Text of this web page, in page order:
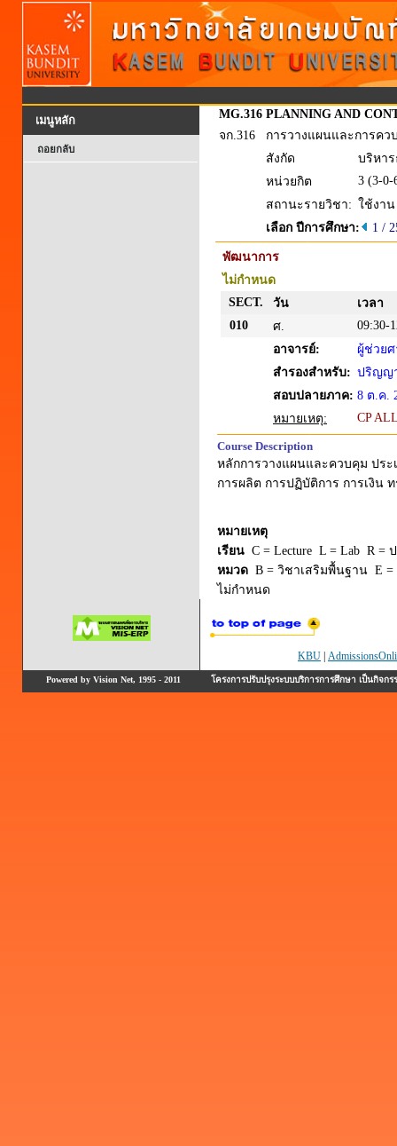
เมนูหลัก
ถอยกลับ
MG.316 PLANNING AND
จก.316
การวางแผนและการคว
สังกัด
บริหา
หน่วยกิต
3 (3-0-
สถานะรายวิชา: ใช้งาน
เลือก ปีการศึกษา:
1 /
พัฒนาการ
ไม่กำหนด
SECT.
วัน
เวลา
010
ศ.
09:30-
อาจารย์:
ผู้ช่วย
สำรองสำหรับ: ปริญญ
สอบปลายภาค: 8 ต.ค.
หมายเหตุ:
CP
Course Description
หลักการวางแผนและควบคุม ปร
การผลิต การปฏิบัติการ การเงิน
หมายเหตุ
เรียน C = Lecture L = Lab R =
หมวด B = วิชาเสริมพื้นฐาน E
ไม่กำหนด
KBU
Powered by Vision Net, 1995 - 2011 โครงการปรับปรุงระบบบริการการศึกษา เป็นกิ